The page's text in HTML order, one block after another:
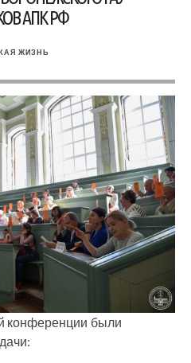
АПК РФ
ЖИЗНЬ
конференции были